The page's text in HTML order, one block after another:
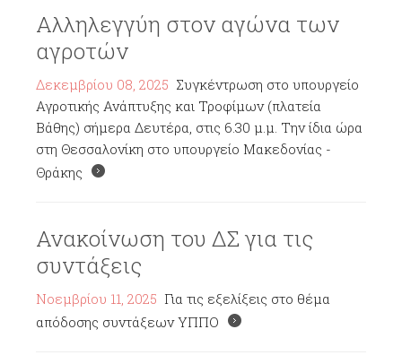
Αλληλεγγύη στον αγώνα των
αγροτών
Δεκεμβρίου 08, 2025 Συγκέντρωση στο υπουργείο
Αγροτικής Ανάπτυξης και Τροφίμων (πλατεία
Βάθης) σήμερα Δευτέρα, στις 6.30 μ.μ. Την ίδια ώρα
στη Θεσσαλονίκη στο υπουργείο Μακεδονίας -
Θράκης
Ανακοίνωση του ΔΣ για τις
συντάξεις
Νοεμβρίου 11, 2025 Για τις εξελίξεις στο θέμα
απόδοσης συντάξεων ΥΠΠΟ